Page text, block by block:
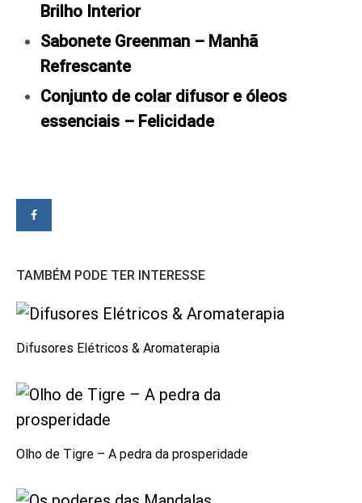
Brilho Interior
Sabonete Greenman – Manhã
Refrescante
Conjunto de colar difusor e óleos
essenciais – Felicidade
TAMBÉM PODE TER INTERESSE
Difusores Elétricos & Aromaterapia
Olho de Tigre – A pedra da prosperidade